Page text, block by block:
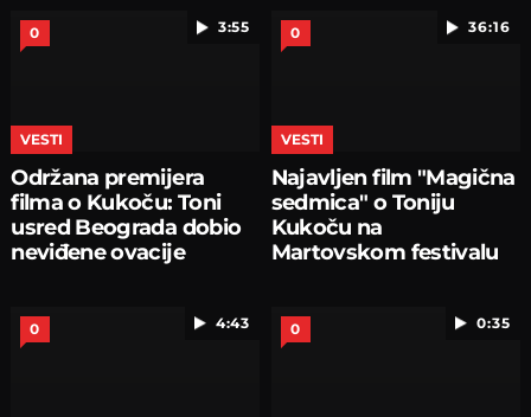
3:55
0
VESTI
Održana premijera
filma o Kukoču: Toni
usred Beograda dobio
neviđene ovacije
36:16
0
VESTI
Najavljen film "Magična
sedmica" o Toniju
Kukoču na
Martovskom festivalu
4:43
0 0:35
0